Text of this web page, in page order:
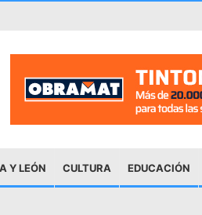
Y LEÓN CULTURA EDUCACIÓN